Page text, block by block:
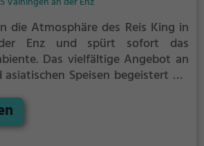
die Atmosphäre des Reis King in
Enz und spürt sofort das
Das vielfältige Angebot an
Speisen begeistert die
- hier wird jeder Gaumen
Zutaten und die